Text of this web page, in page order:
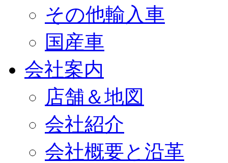
その他輸入車
国産車
会社案内
店舗＆地図
会社紹介
会社概要と沿革